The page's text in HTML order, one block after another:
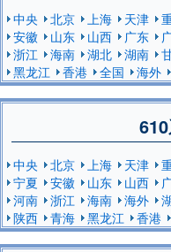
中央 北京 上海 天津
安徽
山东 山西 广东
浙江
海南 湖北 湖南
黑龙江
香港 全国 海外
中央 北京 上海 天津
宁夏
安徽 山东 山西
河南
浙江 海南 海外
陕西
青海 黑龙江 香港